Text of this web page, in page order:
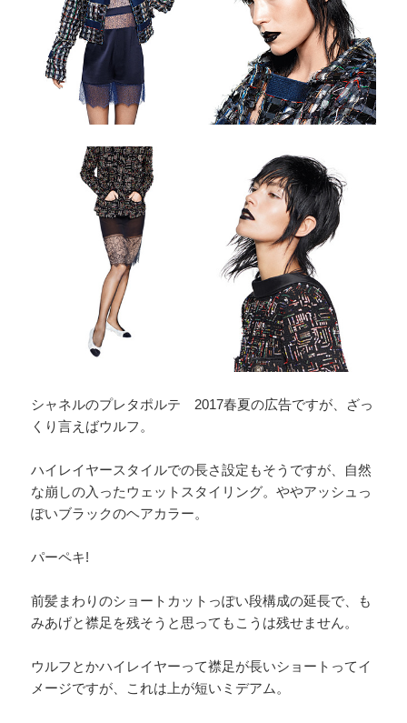
シャネルのプレタポルテ 2017春夏の広告ですが、ざっ
くり言えばウルフ。
ハイレイヤースタイルでの長さ設定もそうですが、自然
な崩しの入ったウェットスタイリング。ややアッシュっ
ぽいブラックのヘアカラー。
パーペキ!
前髪まわりのショートカットっぽい段構成の延長で、も
みあげと襟足を残そうと思ってもこうは残せません。
ウルフとかハイレイヤーって襟足が長いショートってイ
メージですが、これは上が短いミデアム。